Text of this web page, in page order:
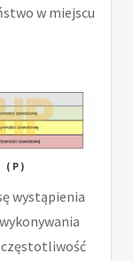
w miejscu
(P)
wystąpienia
częstotliwość